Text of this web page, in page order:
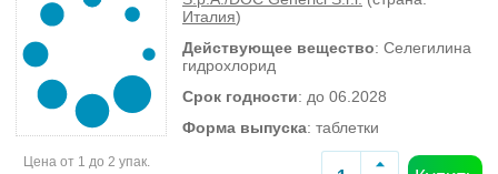
Италия)
Действующее вещество: Селегилина
гидрохлорид
Срок годности: до 06.2028
Форма выпуска: таблетки
Цена от 1 до 2 упак.